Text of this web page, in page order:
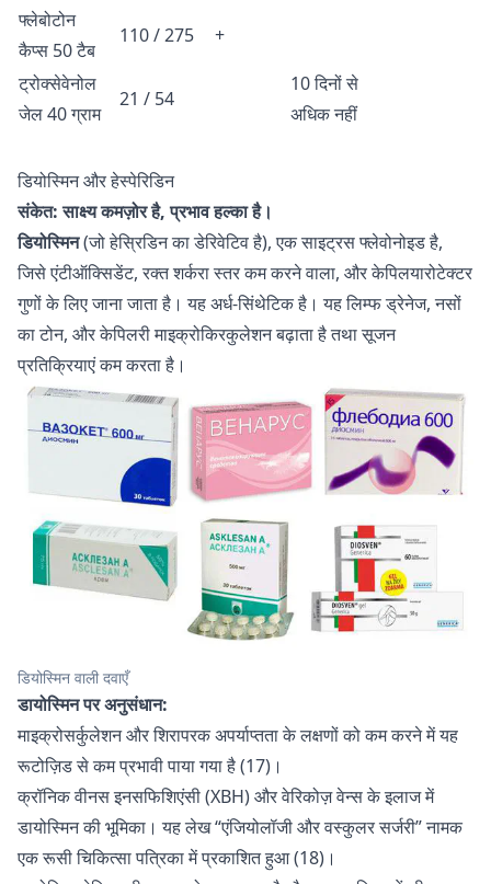
फ्लेबोटोन
कैप्स 50 टैब
110 / 275
+
ट्रोक्सेवेनोल
जेल 40 ग्राम
21 / 54
10 दिनों से
अधिक नहीं
डियोस्मिन और हेस्पेरिडिन
संकेत: साक्ष्य कमज़ोर है, प्रभाव हल्का है।
डियोस्मिन(जो हेस्रिडिन का डेरिवेटिव है), एक साइट्रस फ्लेवोनोइड है,
जिसे एंटीऑक्सिडेंट, रक्त शर्करा स्तर कम करने वाला, और केपिलयारोटेक्टर
गुणों के लिए जाना जाता है। यह अर्ध-सिंथेटिक है। यह लिम्फ ड्रेनेज, नसों
का टोन, और केपिलरी माइक्रोकिरकुलेशन बढ़ाता है तथा सूजन
प्रतिक्रियाएं कम करता है।
डियोस्मिन वाली दवाएँ
डायोस्मिन पर अनुसंधान:
माइक्रोसर्कुलेशन और शिरापरक अपर्याप्तता के लक्षणों को कम करने में यह
रूटोज़िड से कम प्रभावी पाया गया है (17)।
क्रॉनिक वीनस इनसफिशिएंसी (ХВН) और वेरिकोज़ वेन्स के इलाज में
डायोस्मिन की भूमिका। यह लेख “एंजियोलॉजी और वस्कुलर सर्जरी” नामक
एक रूसी चिकित्सा पत्रिका में प्रकाशित हुआ (18)।